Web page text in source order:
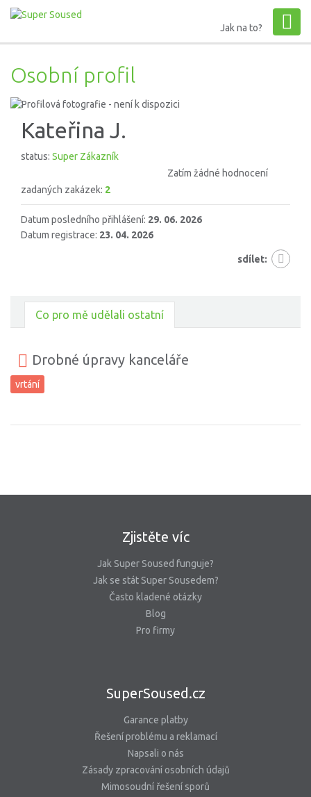
Jak na to?
Osobní profil
Kateřina J.
status: Super Zákazník
Zatím žádné hodnocení
zadaných zakázek: 2
Datum posledního přihlášení: 29. 06. 2026
Datum registrace: 23. 04. 2026
sdílet:
Co pro mě udělali ostatní
Drobné úpravy kanceláře
vrtání
Zjistěte víc
Jak Super Soused funguje?
Jak se stát Super Sousedem?
Často kladené otázky
Blog
Pro firmy
SuperSoused.cz
Garance platby
Řešení problému a reklamací
Napsali o nás
Zásady zpracování osobních údajů
Mimosoudní řešení sporů